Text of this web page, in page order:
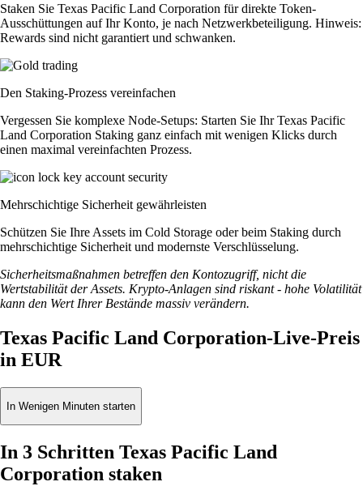
Staken Sie Texas Pacific Land Corporation für direkte Token-
Ausschüttungen auf Ihr Konto, je nach Netzwerkbeteiligung. Hinweis:
Rewards sind nicht garantiert und schwanken.
Den Staking-Prozess vereinfachen
Vergessen Sie komplexe Node-Setups: Starten Sie Ihr Texas Pacific
Land Corporation Staking ganz einfach mit wenigen Klicks durch
einen maximal vereinfachten Prozess.
Mehrschichtige Sicherheit gewährleisten
Schützen Sie Ihre Assets im Cold Storage oder beim Staking durch
mehrschichtige Sicherheit und modernste Verschlüsselung.
Sicherheitsmaßnahmen betreffen den Kontozugriff, nicht die
Wertstabilität der Assets. Krypto-Anlagen sind riskant - hohe Volatilität
kann den Wert Ihrer Bestände massiv verändern.
Texas Pacific Land Corporation-Live-Preis
in EUR
In Wenigen Minuten starten
In 3 Schritten Texas Pacific Land
Corporation staken